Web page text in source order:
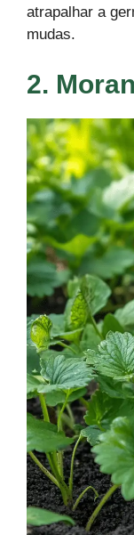
atrapalhar a
mudas.
2.